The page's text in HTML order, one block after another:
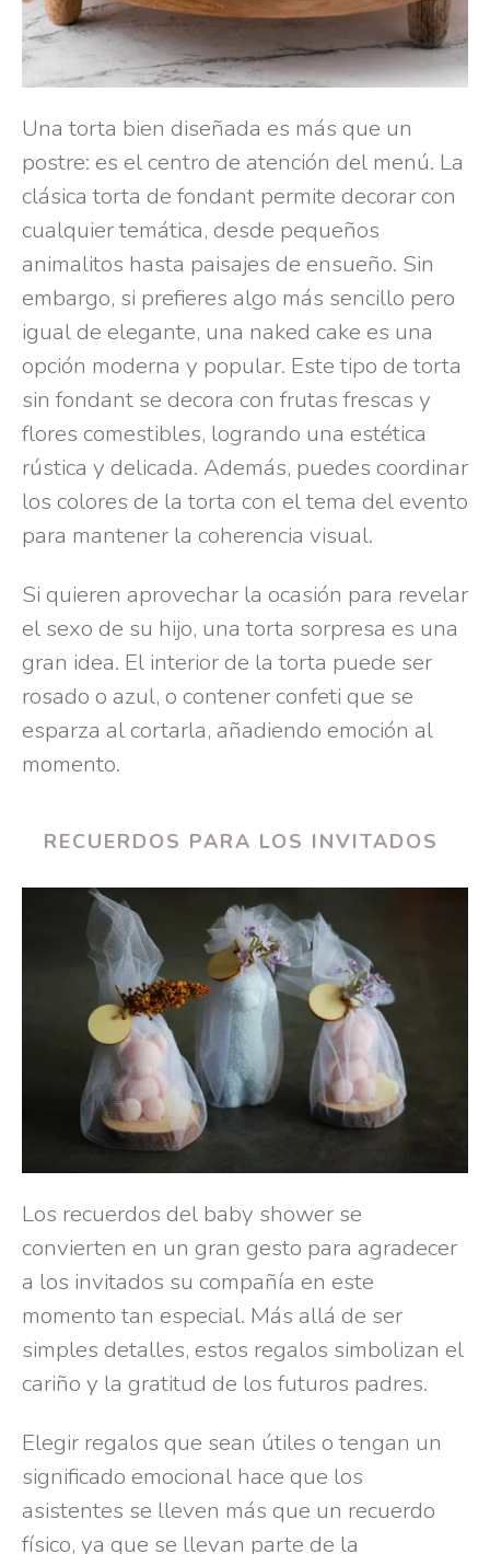
Una torta bien diseñada es más que un
postre: es el centro de atención del menú. La
clásica torta de fondant permite decorar con
cualquier temática, desde pequeños
animalitos hasta paisajes de ensueño. Sin
embargo, si prefieres algo más sencillo pero
igual de elegante, una naked cake es una
opción moderna y popular. Este tipo de torta
sin fondant se decora con frutas frescas y
flores comestibles, logrando una estética
rústica y delicada. Además, puedes coordinar
los colores de la torta con el tema del evento
para mantener la coherencia visual.
Si quieren aprovechar la ocasión para revelar
el sexo de su hijo, una torta sorpresa es una
gran idea. El interior de la torta puede ser
rosado o azul, o contener confeti que se
esparza al cortarla, añadiendo emoción al
momento.
RECUERDOS PARA LOS INVITADOS
Los recuerdos del baby shower se
convierten en un gran gesto para agradecer
a los invitados su compañía en este
momento tan especial. Más allá de ser
simples detalles, estos regalos simbolizan el
cariño y la gratitud de los futuros padres.
Elegir regalos que sean útiles o tengan un
significado emocional hace que los
asistentes se lleven más que un recuerdo
físico, ya que se llevan parte de la